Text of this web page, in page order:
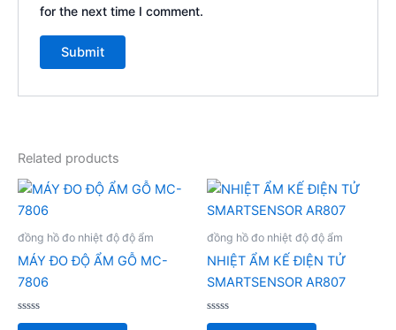
for the next time I comment.
Related products
đồng hồ đo nhiệt độ độ ẩm
MÁY ĐO ĐỘ ẨM GỖ MC-
7806
Rated
đồng hồ đo nhiệt độ độ ẩm
NHIỆT ẨM KẾ ĐIỆN TỬ
SMARTSENSOR AR807
Rated